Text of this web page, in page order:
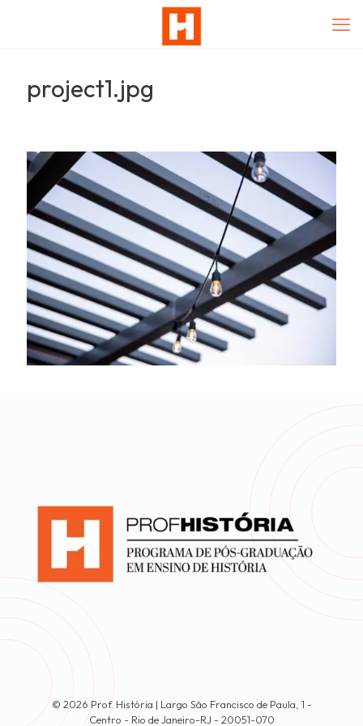
project1.jpg
© 2026 Prof. História | Largo São Francisco de Paula, 1 -
Centro - Rio de Janeiro-RJ - 20051-070